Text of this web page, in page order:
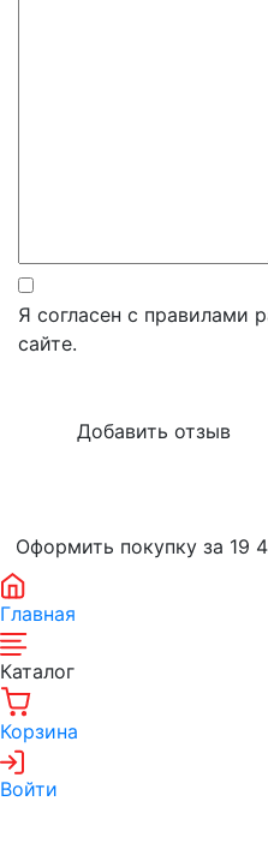
Я согласен с правилами
сайте.
Оформить покупку за 19
Главная
Каталог
Корзина
Войти